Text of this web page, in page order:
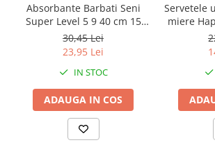
Absorbante Barbati Seni
Super Level 5 9 40 cm 15
Bucati
30,45 Lei
23,95 Lei
IN STOC
ADAUGA IN COS
Servetele
miere
64